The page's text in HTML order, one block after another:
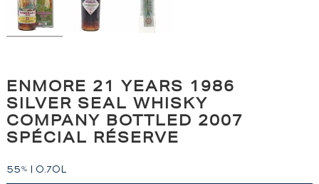
ENMORE 21 YEARS 1986
SILVER SEAL WHISKY
COMPANY BOTTLED 2007
SPÉCIAL RÉSERVE
55% | 0.70L